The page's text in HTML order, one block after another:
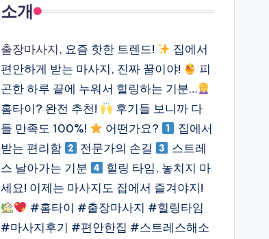
소개
출장마사지, 요즘 핫한 트렌드!
집에서
편안하게 받는 마사지, 진짜 꿀이야!
피
곤한 하루 끝에 누워서 힐링하는 기분…
홈타이? 완전 추천!
후기들 보니까 다
들 만족도 100%!
어떤가요?
집에서
받는 편리함
전문가의 손길
스트레
스 날아가는 기분
힐링 타임, 놓치지 마
세요! 이제는 마사지도 집에서 즐겨야지!
#홈타이 #출장마사지 #힐링타임
#마사지후기 #편안한집 #스트레스해소